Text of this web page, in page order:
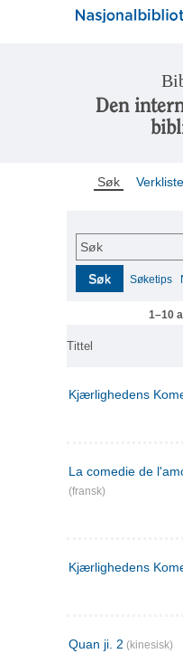
Den
Søk Verkliste
Søk
Søk Søketips
1–10
Tittel
Kjærlighedens
La comedie de
(fransk)
Kjærlighedens
Quan ji. 2 (kinesisk)